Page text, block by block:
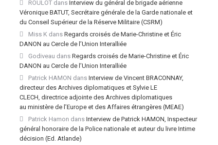
ROULOT dans Interview du général de brigade aérienne
Véronique BATUT, Secrétaire générale de la Garde nationale et
du Conseil Supérieur de la Réserve Militaire (CSRM)
Miss K dans Regards croisés de Marie-Christine et Éric
DANON au Cercle de l’Union Interalliée
Godiveau dans Regards croisés de Marie-Christine et Éric
DANON au Cercle de l’Union Interalliée
Patrick HAMON dans Interview de Vincent BRACONNAY,
directeur des Archives diplomatiques et Sylvie LE
CLECH, directrice adjointe des Archives diplomatiques
au ministère de l’Europe et des Affaires étrangères (MEAE)
Patrick Hamon dans Interview de Patrick HAMON, Inspecteur
général honoraire de la Police nationale et auteur du livre Intime
décision (Ed. Atlande)